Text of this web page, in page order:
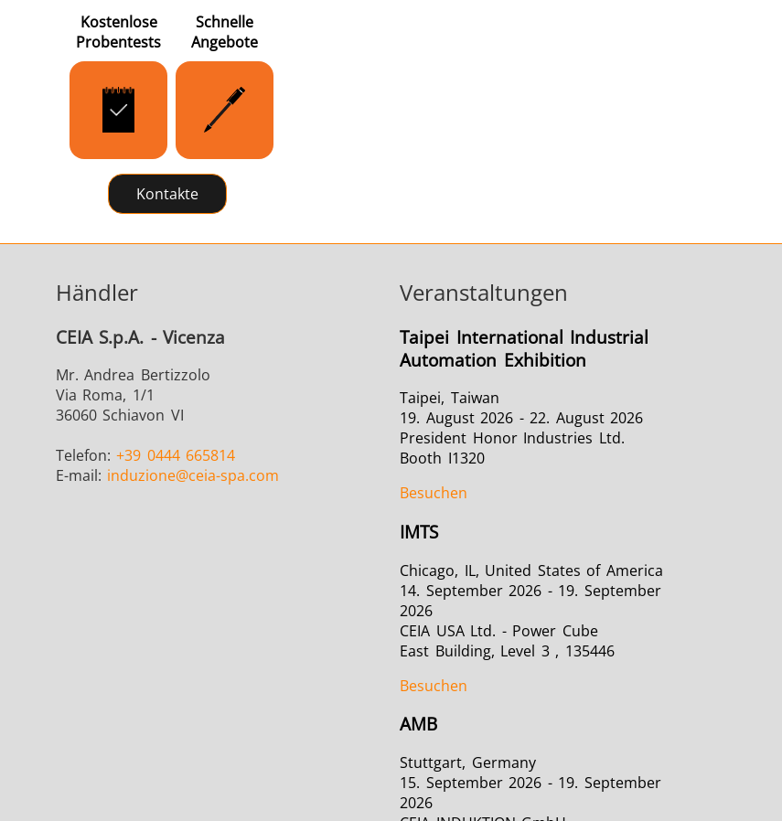
Kostenlose
Probentests
Schnelle
Angebote
Kontakte
Händler
CEIA S.p.A. - Vicenza
Mr. Andrea Bertizzolo
Via Roma, 1/1
36060 Schiavon VI
Telefon:+39 0444 665814
E-mail: induzione@ceia-spa.com
Veranstaltungen
Taipei International Industrial
Automation Exhibition
Taipei, Taiwan
19. August 2026 - 22. August 2026
President Honor Industries Ltd.
Booth I1320
Besuchen
IMTS
Chicago, IL, United States of America
14. September 2026 - 19. September
2026
CEIA USA Ltd. - Power Cube
East Building, Level 3 , 135446
Besuchen
AMB
Stuttgart, Germany
15. September 2026 - 19. September
2026